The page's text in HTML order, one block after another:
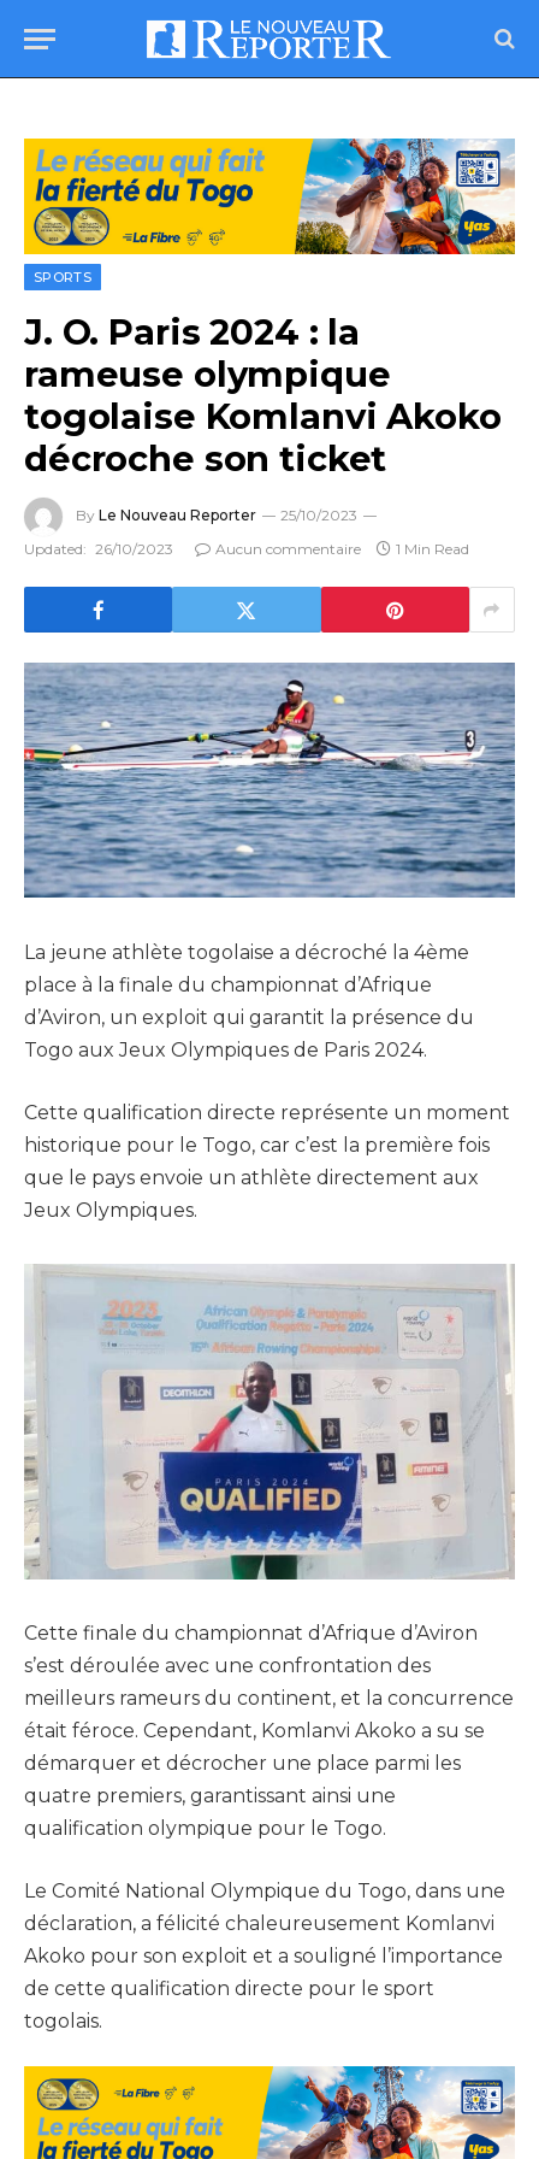
SPORTS
J. O. Paris 2024 : la
rameuse olympique
togolaise Komlanvi Akoko
décroche son ticket
By Le Nouveau Reporter
25/10/2023
Updated: 26/10/2023 Aucun commentaire 1 Min Read
La jeune athlète togolaise a décroché la 4ème
place à la finale du championnat d’Afrique
d’Aviron, un exploit qui garantit la présence du
Togo aux Jeux Olympiques de Paris 2024.
Cette qualification directe représente un moment
historique pour le Togo, car c’est la première fois
que le pays envoie un athlète directement aux
Jeux Olympiques.
Cette finale du championnat d’Afrique d’Aviron
s’est déroulée avec une confrontation des
meilleurs rameurs du continent, et la concurrence
était féroce. Cependant, Komlanvi Akoko a su se
démarquer et décrocher une place parmi les
quatre premiers, garantissant ainsi une
qualification olympique pour le Togo.
Le Comité National Olympique du Togo, dans une
déclaration, a félicité chaleureusement Komlanvi
Akoko pour son exploit et a souligné l’importance
de cette qualification directe pour le sport
togolais.